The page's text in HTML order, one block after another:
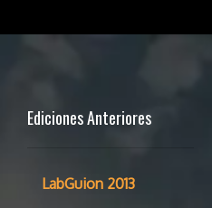
Ediciones Anteriores
LabGuion 2013